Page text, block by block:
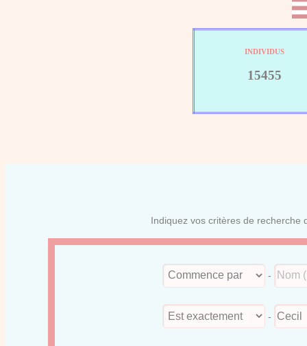
INDIVIDUS
15455
Indiquez vos critères de recherche
-
-